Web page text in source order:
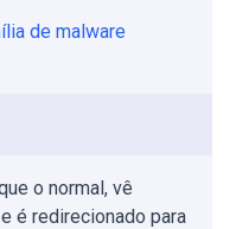
de malware
o normal, vê
é redirecionado para